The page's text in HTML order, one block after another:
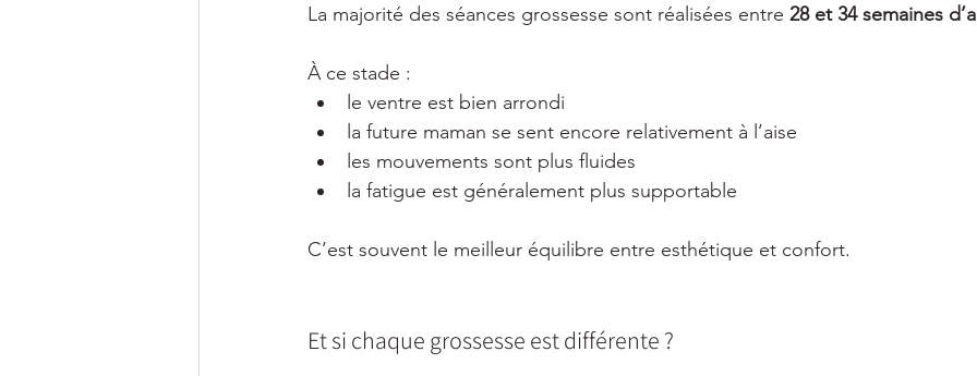
La majorité des séances grossesse sont réalisées entre 28 et 34 semaines
À ce stade :
le ventre est bien arrondi
la future maman se sent encore relativement à l’aise
les mouvements sont plus fluides
la fatigue est généralement plus supportable
C’est souvent le meilleur équilibre entre esthétique et confort.
Et si chaque grossesse est différente ?